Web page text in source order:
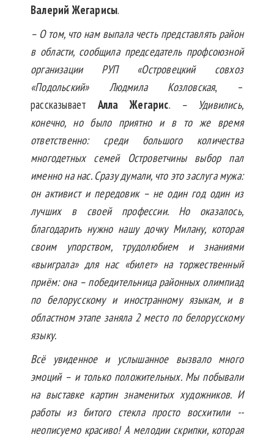
Валерий Жегарисы.
– О том, что нам выпала честь представлять район
в области, сообщила председатель профсоюзной
организации РУП «Островецкий совхоз
«Подольский» Людмила Козловская, –
рассказывает Алла Жегарис.
– Удивились,
конечно, но было приятно и в то же время
ответственно: среди большого количества
многодетных семей Островетчины выбор пал
именно на нас. Сразу думали, что это заслуга мужа:
он активист и передовик – не один год один из
лучших в своей профессии. Но оказалось,
благодарить нужно нашу дочку Милану, которая
своим упорством, трудолюбием и знаниями
«выиграла» для нас «билет» на торжественный
приём: она – победительница районных олимпиад
по белорусскому и иностранному языкам, и в
областном этапе заняла 2 место по белорусскому
языку.
Всё увиденное и услышанное вызвало много
эмоций – и только положительных. Мы побывали
на выставке картин знаменитых художников. И
работы из битого стекла просто восхитили --
неописуемо красиво! А мелодии скрипки, которая